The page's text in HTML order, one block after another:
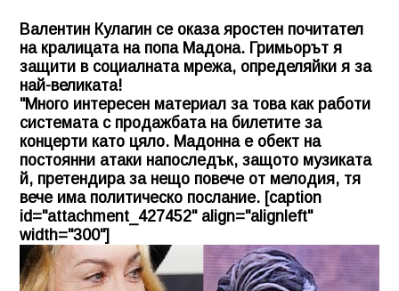
Валентин Кулагин се оказа яростен почитател
на кралицата на попа Мадона. Гримьорът я
защити в социалната мрежа, определяйки я за
най-великата!
"Много интересен материал за това как работи
системата с продажбата на билетите за
концерти като цяло. Мадонна е обект на
постоянни атаки напоследък, защото музиката
й, претендира за нещо повече от мелодия, тя
вече има политическо послание. [caption
id="attachment_427452" align="alignleft"
width="300"]